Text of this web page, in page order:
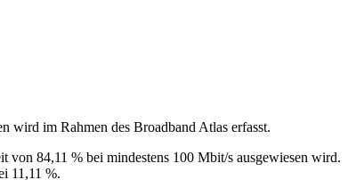
wird im Rahmen des Broadband Atlas erfasst.
84,11 % bei mindestens 100 Mbit/s ausgewiesen wird.
11,11 %.